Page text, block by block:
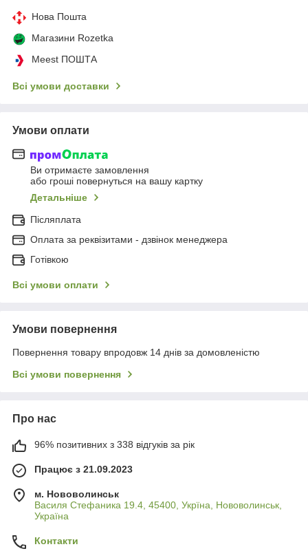
Нова Пошта
Магазини Rozetka
Meest ПОШТА
Всі умови доставки
Умови оплати
Ви отримаєте замовлення
або гроші повернуться на вашу картку
Детальніше
Післяплата
Оплата за реквізитами - дзвінок менеджера
Готівкою
Всі умови оплати
Умови повернення
Повернення товару впродовж 14 днів за домовленістю
Всі умови повернення
Про нас
96% позитивних з 338 відгуків за рік
Працює з 21.09.2023
м. Нововолинськ
Василя Стефаника 19.4, 45400, Укрїна, Нововолинськ,
Україна
Контакти